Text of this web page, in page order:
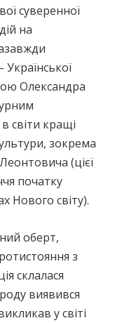
суверенної
на
Української
Олександра
світи кращі
зокрема
(цієї
початку
Нового світу).
оберт,
з
склалася
виявився
у світі